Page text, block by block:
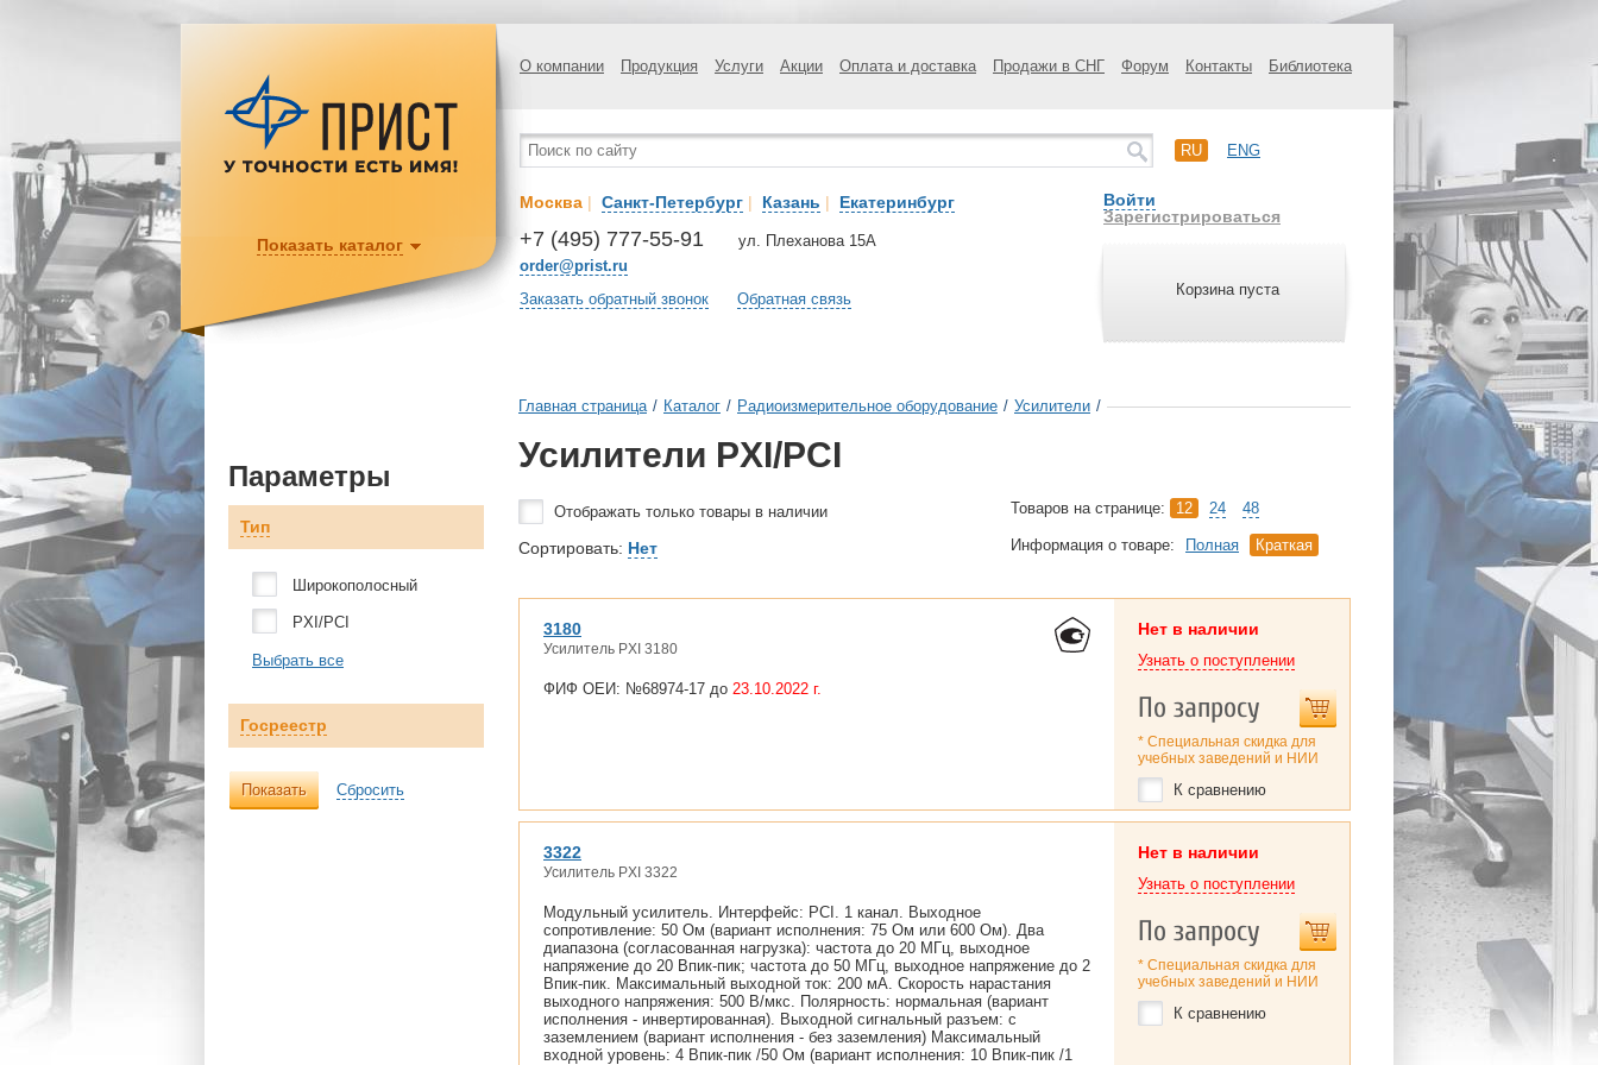
О компании Продукция Услуги Акции Оплата и доставка Продажи в СНГ Форум Контакты Библиотека
RU ENG
Москва | Санкт-Петербург | Казань | Екатеринбург
+7 (495) 777-55-91
order@prist.ru
ул. Плеханова 15А
Заказать обратный звонок Обратная связь
Войти
Зарегистрироваться
Корзина пуста
Показать каталог
Параметры
Тип
Широкополосный
PXI/PCI
Выбрать все
Госреестр
Показать Сбросить
Главная страница / Каталог / Радиоизмерительное оборудование / Усилители /
Усилители PXI/PCI
Отображать только товары в наличии Товаров на странице: 12 24 48
Сортировать: Нет Информация о товаре: Полная Краткая
3180
Усилитель PXI 3180
ФИФ ОЕИ: №68974-17 до 23.10.2022 г.
Нет в наличии
Узнать о поступлении
По запросу
* Специальная скидка для
учебных заведений и НИИ
К сравнению
3322
Усилитель PXI 3322
Модульный усилитель. Интерфейс: PCI. 1 канал. Выходное
сопротивление: 50 Ом (вариант исполнения: 75 Ом или 600 Ом). Два
диапазона (согласованная нагрузка): частота до 20 МГц, выходное
напряжение до 20 Впик-пик; частота до 50 МГц, выходное напряжение до 2
Впик-пик. Максимальный выходной ток: 200 мА. Скорость нарастания
выходного напряжения: 500 В/мкс. Полярность: нормальная (вариант
исполнения - инвертированная). Выходной сигнальный разъем: с
заземлением (вариант исполнения - без заземления) Максимальный
входной уровень: 4 Впик-пик /50 Ом (вариант исполнения: 10 Впик-пик /1
Нет в наличии
Узнать о поступлении
По запросу
* Специальная скидка для
учебных заведений и НИИ
К сравнению